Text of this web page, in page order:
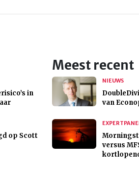
in
op Scott
Meest recent
NIEUWS
van
versus